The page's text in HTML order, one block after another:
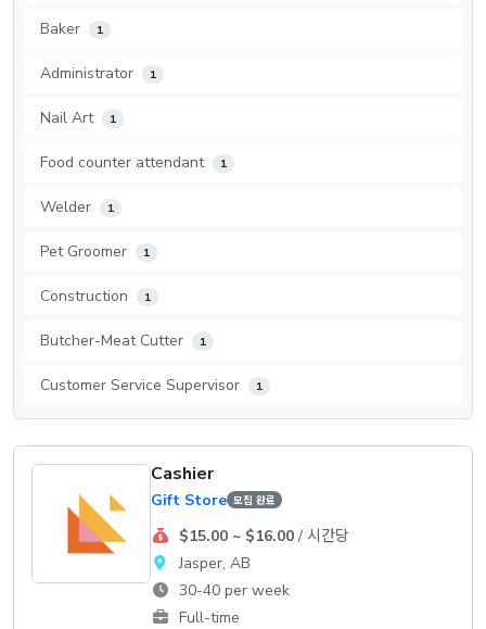
Baker 1
Administrator 1
Nail Art 1
Food counter attendant 1
Welder 1
Pet Groomer 1
Construction 1
Butcher-Meat Cutter 1
Customer Service Supervisor 1
Cashier
Gift Store 모집 완료
$15.00 ~ $16.00/ 시간당
Jasper, AB
30-40 per week
Full-time